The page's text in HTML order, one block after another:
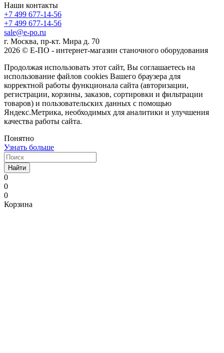
Наши контакты
+7 499 677-14-56
+7 499 677-14-56
sale@e-po.ru
г. Москва, пр-кт. Мира д. 70
2026 © Е-ПО - интернет-магазин станочного оборудования
Продолжая использовать этот сайт, Вы соглашаетесь на
использование файлов cookies Вашего браузера для
корректной работы функционала сайта (авторизации,
регистрации, корзины, заказов, сортировки и фильтрации
товаров) и пользовательских данных с помощью
Яндекс.Метрика, необходимых для аналитики и улучшения
качества работы сайта.
Понятно
Узнать больше
Найти
0
0
0
Корзина